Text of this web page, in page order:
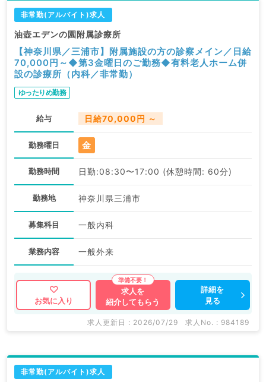
非常勤(アルバイト)求人
油壺エデンの園附属診療所
【神奈川県／三浦市】附属施設の方の診察メイン／日給
70,000円～◆第3金曜日のご勤務◆有料老人ホーム併
設の診療所（内科／非常勤）
ゆったりめ勤務
給与 日給70,000円 ～
勤務曜日 金
勤務時間 日勤:08:30〜17:00 (休憩時間: 60分)
勤務地 神奈川県三浦市
募集科目 一般内科
業務内容 一般外来
お気に入り
求人を
紹介してもらう
詳細を
見る
求人更新日 : 2026/07/29 求人No. : 984189
非常勤(アルバイト)求人